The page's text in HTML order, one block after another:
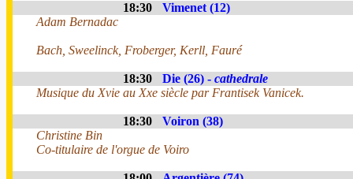
18:30
Vimenet (12)
Adam Bernadac
Bach, Sweelinck, Froberger, Kerll, Fauré
18:30 Die (26) - cathedrale
Musique du Xvie au Xxe siècle par Frantisek Vanicek.
18:30
Voiron (38)
Christine Bin
Co-titulaire de l'orgue de Voiro